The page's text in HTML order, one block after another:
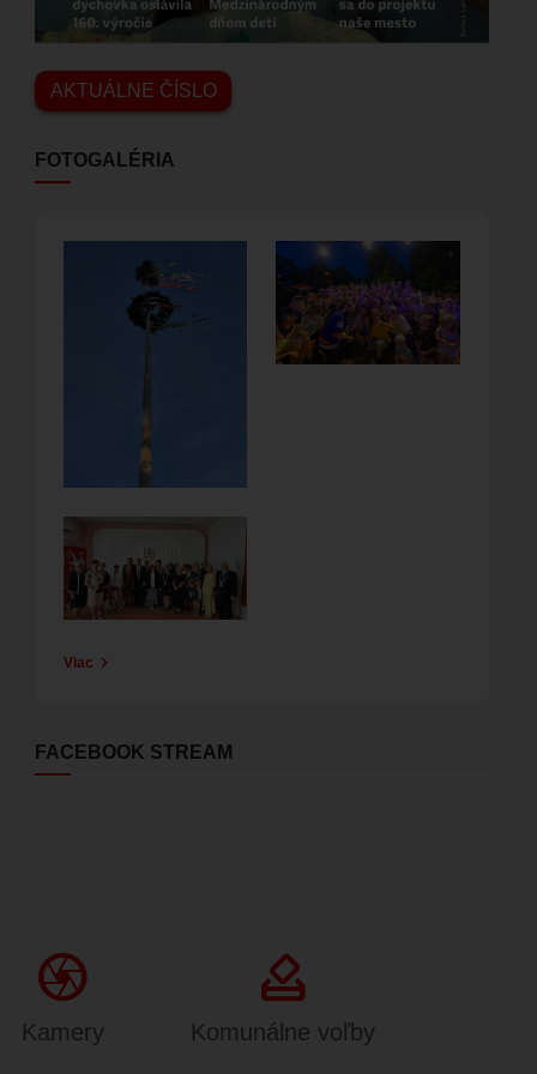
AKTUÁLNE ČÍSLO
FOTOGALÉRIA
Obrázok
Obrázok
Viac
FACEBOOK STREAM
Camera
Kamery
how_to_vote
Komunálne voľby